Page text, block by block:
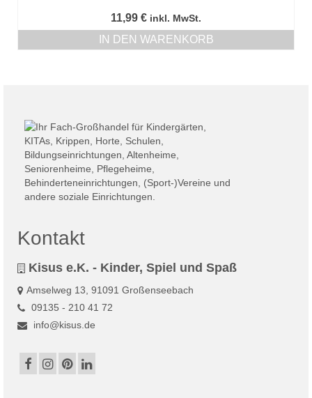
11,99 € inkl. MwSt.
IN DEN WARENKORB
Kontakt
Kisus e.K. - Kinder, Spiel und Spaß
Amselweg 13, 91091 Großenseebach
09135 - 210 41 72
info@kisus.de